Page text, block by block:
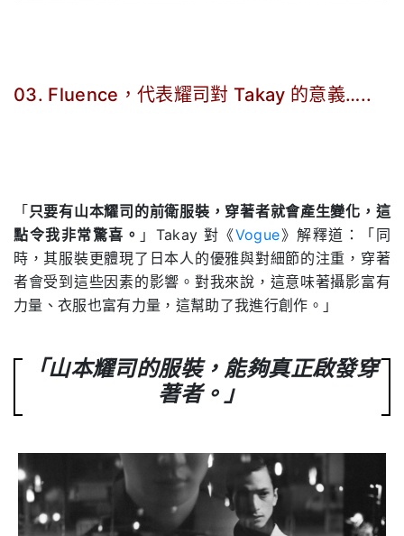
03. Fluence，代表耀司對 Takay 的意義…..
「只要有山本耀司的前衛服裝，穿著者就會產生變化，這
點令我非常驚喜。 」Takay 對《Vogue》解釋道：「同
時，其服裝更體現了日本人的優雅與對細節的注重，穿著
者會受到這些因素的影響。對我來說，這意味著攝影富有
力量、衣服也富有力量，這幫助了我進行創作。」
「山本耀司的服裝，能夠真正啟發穿
著者。」